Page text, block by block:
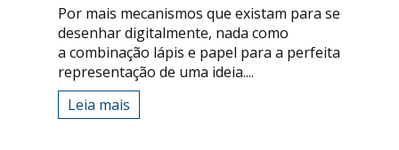
Por mais mecanismos que existam para se
desenhar digitalmente, nada como
a combinação lápis e papel para a perfeita
representação de uma ideia....
Leia mais